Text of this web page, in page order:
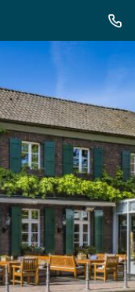
Auf der Karte anzeigen